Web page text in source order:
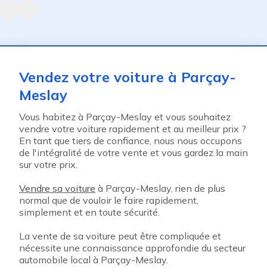
Vendez votre voiture à Parçay-
Meslay
Vous habitez à Parçay-Meslay et vous souhaitez
vendre votre voiture rapidement et au meilleur prix ?
En tant que tiers de confiance, nous nous occupons
de l'intégralité de votre vente et vous gardez la main
sur votre prix.
Vendre sa voiture à Parçay-Meslay, rien de plus
normal que de vouloir le faire rapidement,
simplement et en toute sécurité.
La vente de sa voiture peut être compliquée et
nécessite une connaissance approfondie du secteur
automobile local à Parçay-Meslay.